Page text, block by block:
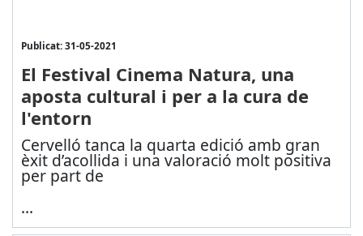
Publicat: 31-05-2021
El Festival Cinema Natura, una
aposta cultural i per a la cura de
l'entorn
Cervelló tanca la quarta edició amb gran
èxit d’acollida i una valoració molt positiva
per part de
...